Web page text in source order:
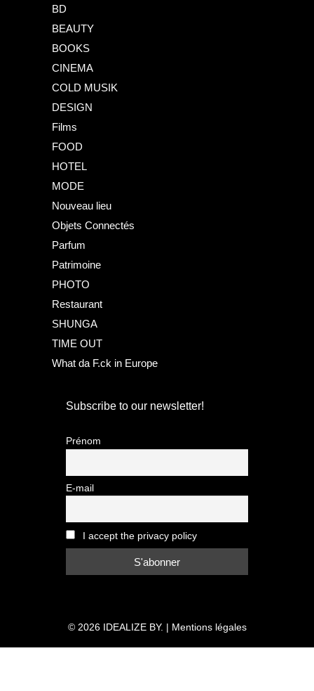
BD
BEAUTY
BOOKS
CINEMA
COLD MUSIK
DESIGN
Films
FOOD
HOTEL
MODE
Nouveau lieu
Objets Connectés
Parfum
Patrimoine
PHOTO
Restaurant
SHUNGA
TIME OUT
What da F.ck in Europe
Subscribe to our newsletter!
Prénom
E-mail
I accept the privacy policy
© 2026 IDEALIZE BY. | Mentions légales